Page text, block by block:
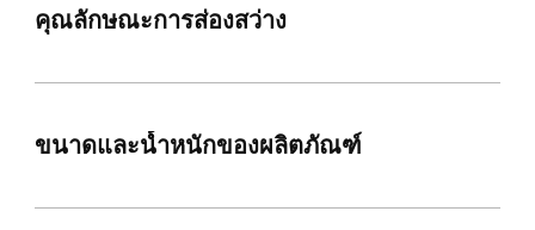
คุณลักษณะการส่องสว่าง
ขนาดและน้ำหนักของผลิตภัณฑ์